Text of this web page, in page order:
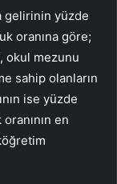
gelirinin yüzde
oranına göre;
okul mezunu
sahip olanların
ise yüzde
en